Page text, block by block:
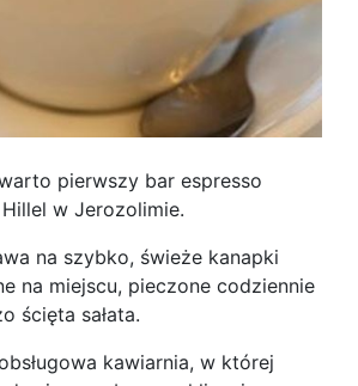
pierwszy bar espresso
w Jerozolimie.
na szybko, świeże kanapki
na miejscu, pieczone codziennie
ścięta sałata.
kawiarnia, w której